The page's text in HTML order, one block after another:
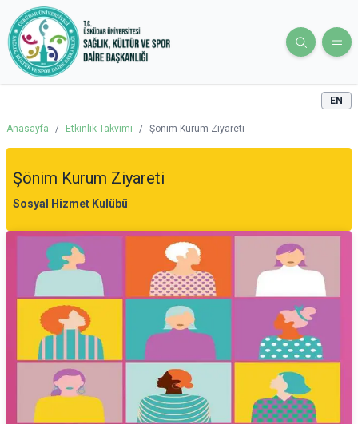
EN
Anasayfa / Etkinlik Takvimi / Şönim Kurum Ziyareti
Şönim Kurum Ziyareti
Sosyal Hizmet Kulübü